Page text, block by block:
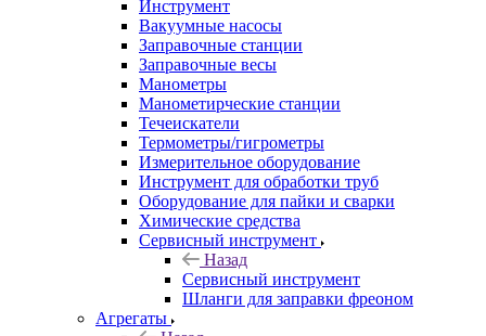
Инструмент
Вакуумные насосы
Заправочные станции
Заправочные весы
Манометры
Манометирческие станции
Течеискатели
Термометры/гигрометры
Измерительное оборудование
Инструмент для обработки труб
Оборудование для пайки и сварки
Химические средства
Сервисный инструмент
Назад
Сервисный инструмент
Шланги для заправки фреоном
Агрегаты